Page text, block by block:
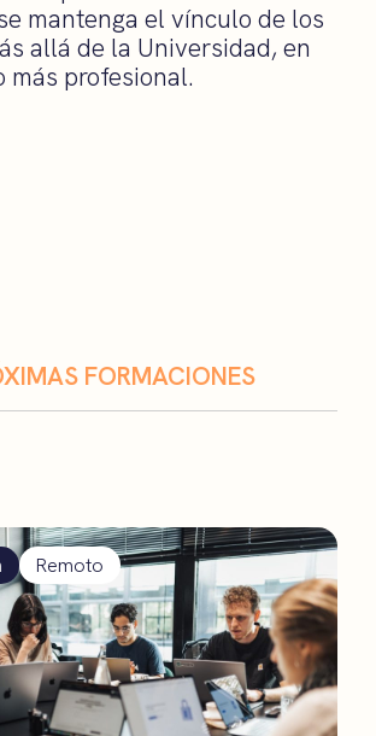
mantenga el vínculo de los
allá de la Universidad, en
más profesional.
FORMACIONES
Remoto